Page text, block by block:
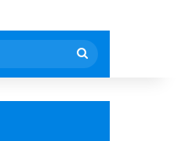
Buscar
por